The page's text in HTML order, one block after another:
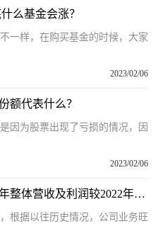
么基金会涨？
一样，在购买基金的时候，大家
2023/02/06
额代表什么？
因为股票出现了亏损的情况，因
2023/02/06
观热点：华光新材：预计2023年整体营收及利润较2022年年会有较大幅度增长
根据以往历史情况，公司业务旺